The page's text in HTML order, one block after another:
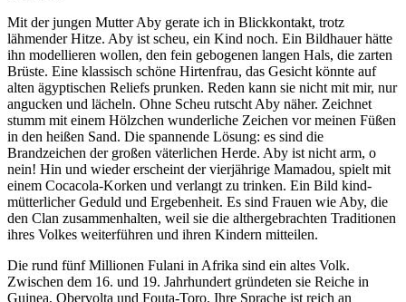
Mit der jungen Mutter Aby gerate ich in Blickkontakt, trotz
lähmender Hitze. Aby ist scheu, ein Kind noch. Ein Bildhauer hätte
ihn modellieren wollen, den fein gebogenen langen Hals, die zarten
Brüste. Eine klassisch schöne Hirtenfrau, das Gesicht könnte auf
alten ägyptischen Reliefs prunken. Reden kann sie nicht mit mir, nur
angucken und lächeln. Ohne Scheu rutscht Aby näher. Zeichnet
stumm mit einem Hölzchen wunderliche Zeichen vor meinen Füßen
in den heißen Sand. Die spannende Lösung: es sind die
Brandzeichen der großen väterlichen Herde. Aby ist nicht arm, o
nein! Hin und wieder erscheint der vierjährige Mamadou, spielt mit
einem Cocacola-Korken und verlangt zu trinken. Ein Bild kind-
mütterlicher Geduld und Ergebenheit. Es sind Frauen wie Aby, die
den Clan zusammenhalten, weil sie die althergebrachten Traditionen
ihres Volkes weiterführen und ihren Kindern mitteilen.
Die rund fünf Millionen Fulani in Afrika sind ein altes Volk.
Zwischen dem 16. und 19. Jahrhundert gründeten sie Reiche in
Guinea, Obervolta und Fouta-Toro. Ihre Sprache ist reich an